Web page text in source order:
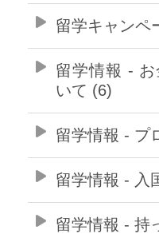
留学キャンペ
留学情報 -
いて (6)
留学情報 - プ
留学情報 - 入
留学情報 - 持